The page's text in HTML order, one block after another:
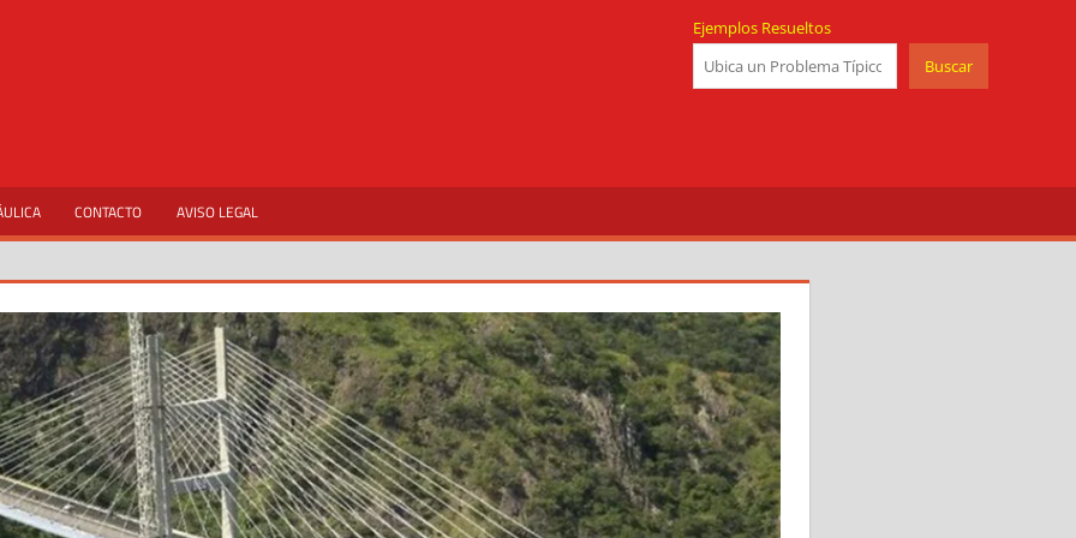
Ejemplos Resueltos
Buscar
CONTACTO AVISO LEGAL